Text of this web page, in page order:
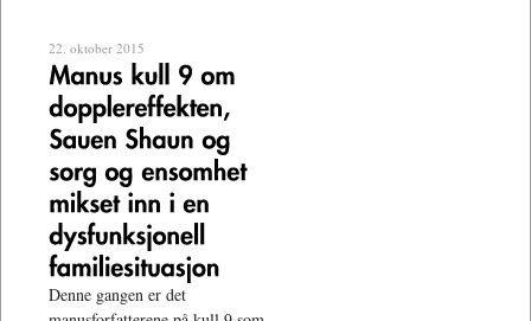
22. oktober 2015
Denne gangen er det